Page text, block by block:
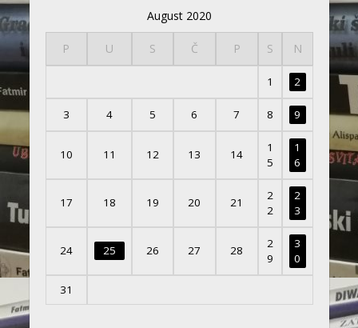
August 2020
P U S Č P S N
1 2
3 4 5 6 7 8 9
10 11 12 13 14
1
5
1
6
17 18 19 20 21
2
2
2
3
24 25 26 27 28
2
9
3
0
31